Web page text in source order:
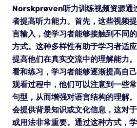
Norskprøven听力训练视频资源通
者提高听力能力。首先，这些视频
言输入，使学习者能够接触到不同
方式。这种多样性有助于学习者适
提高他们在真实交流中的理解能力
看和练习，学习者能够逐渐提高自
观看过程中，他们可以注意到一些
句型，从而增强对语言结构的理解
会提供背景知识或文化信息，这对
或用法非常重要。通过这种方式，